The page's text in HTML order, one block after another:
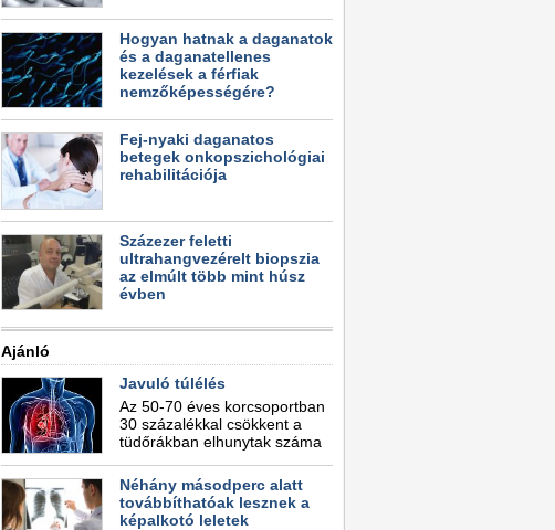
Hogyan hatnak a daganatok
és a daganatellenes
kezelések a férfiak
nemzőképességére?
Fej-nyaki daganatos
betegek onkopszichológiai
rehabilitációja
Százezer feletti
ultrahangvezérelt biopszia
az elmúlt több mint húsz
évben
Ajánló
Javuló túlélés
Az 50-70 éves korcsoportban
30 százalékkal csökkent a
tüdőrákban elhunytak száma
Néhány másodperc alatt
továbbíthatóak lesznek a
képalkotó leletek